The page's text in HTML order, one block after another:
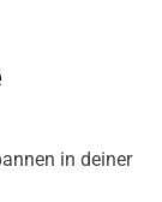
in deiner